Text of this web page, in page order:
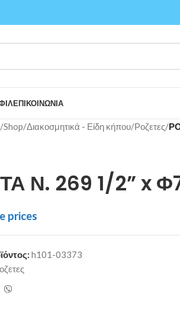
ΕΠΙΚΟΙΝΩΝΙΑ
/Shop/Διακοσμητικά - Είδη κήπου/Ροζετες/
Ν. 269 1/2” x
prices
h101-03373